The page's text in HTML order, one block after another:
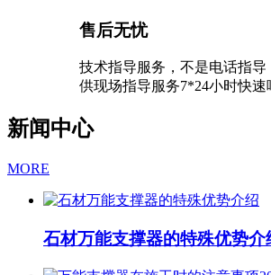
售后无忧
技术指导服务，不是电话指导
供现场指导服务7*24小时快速
新闻中心
MORE
石材万能支撑器的特殊优势介